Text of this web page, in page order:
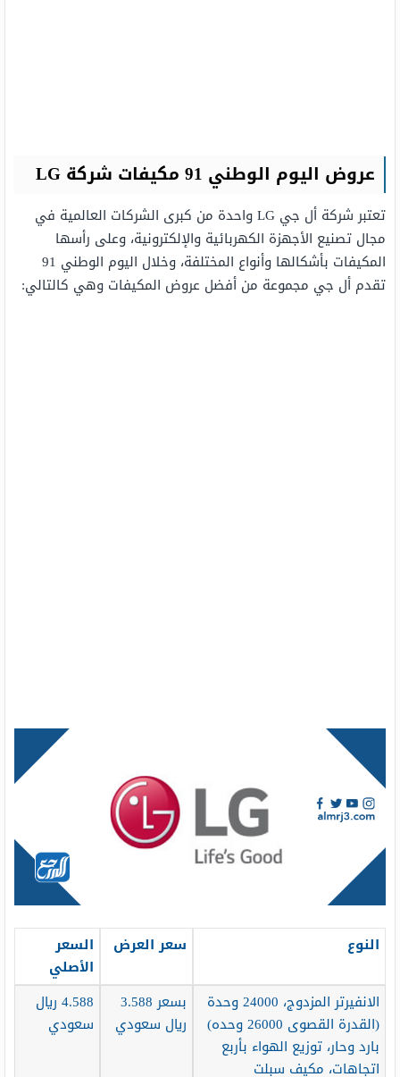
عروض اليوم الوطني 91 مكيفات شركة LG
تعتبر شركة أل جي LG واحدة من كبرى الشركات العالمية في
مجال تصنيع الأجهزة الكهربائية والإلكترونية، وعلى رأسها
المكيفات بأشكالها وأنواع المختلفة، وخلال اليوم الوطني 91
تقدم أل جي مجموعة من أفضل عروض المكيفات وهي كالتالي:
النوع سعر العرض
السعر
الأصلي
الانفيرتر المزدوج، 24000 وحدة
(القدرة القصوى 26000 وحده)
بارد وحار، توزيع الهواء بأربع
اتجاهات، مكيف سبلت
بسعر 3.588
ريال سعودي
4.588 ريال
سعودي